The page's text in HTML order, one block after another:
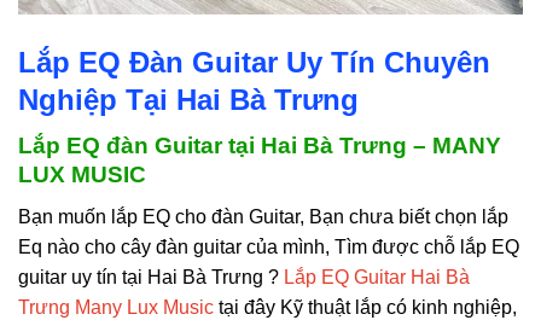
Lắp EQ Đàn Guitar Uy Tín Chuyên
Nghiệp Tại Hai Bà Trưng
Lắp EQ đàn Guitar tại Hai Bà Trưng – MANY
LUX MUSIC
Bạn muốn lắp EQ cho đàn Guitar, Bạn chưa biết chọn lắp
Eq nào cho cây đàn guitar của mình, Tìm được chỗ lắp EQ
guitar uy tín tại Hai Bà Trưng ? Lắp EQ Guitar Hai Bà
Trưng Many Lux Music tại đây Kỹ thuật lắp có kinh nghiệp,